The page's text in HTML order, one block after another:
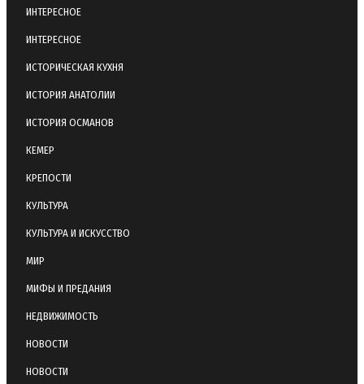
ИНТЕРЕСНОЕ
ИНТЕРЕСНОЕ
ИСТОРИЧЕСКАЯ КУХНЯ
ИСТОРИЯ АНАТОЛИИ
ИСТОРИЯ ОСМАНОВ
КЕМЕР
КРЕПОСТИ
КУЛЬТУРА
КУЛЬТУРА И ИСКУССТВО
МИР
МИФЫ И ПРЕДАНИЯ
НЕДВИЖИМОСТЬ
НОВОСТИ
НОВОСТИ